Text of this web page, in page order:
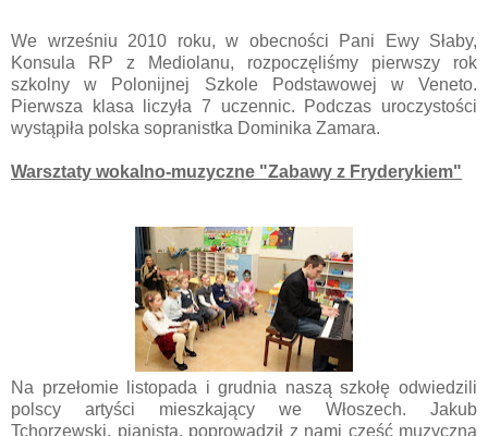
We wrześniu 2010 roku, w obecności Pani Ewy Słaby,
Konsula RP z Mediolanu, rozpoczęliśmy pierwszy rok
szkolny w Polonijnej Szkole Podstawowej w Veneto.
Pierwsza klasa liczyła 7 uczennic. Podczas uroczystości
wystąpiła polska sopranistka Dominika Zamara.
Warsztaty wokalno-muzyczne "Zabawy z Fryderykiem"
Na przełomie listopada i grudnia naszą szkołę odwiedzili
polscy artyści mieszkający we Włoszech. Jakub
Tchorzewski, pianista, poprowadził z nami część muzyczną